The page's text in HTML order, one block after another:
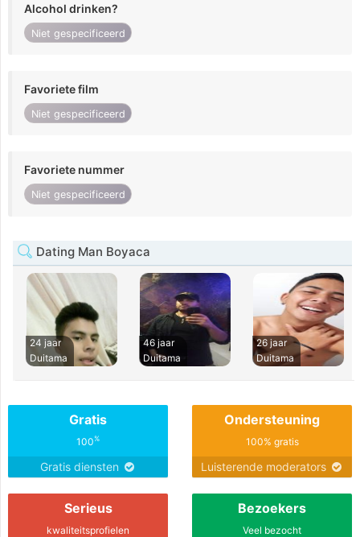
Alcohol drinken?
Niet gespecificeerd
Favoriete film
Niet gespecificeerd
Favoriete nummer
Niet gespecificeerd
Dating Man Boyaca
24 jaar
Duitama
46 jaar
Duitama
26 jaar
Duitama
Gratis
100%
Gratis diensten
Ondersteuning
100% gratis
Luisterende moderators
Serieus
kwaliteitsprofielen
Bezoekers
Veel bezocht